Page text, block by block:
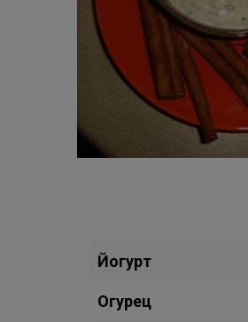
Йогурт
Огурец